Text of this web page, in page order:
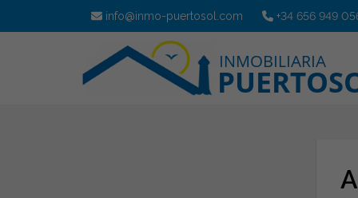
info@inmo-puertosol.com +34 656 949